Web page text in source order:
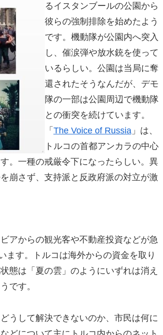
るイスタンブールの公園から
彼らの強制排除を始めたよう
です。機動隊が公園内へ突入
し、催涙弾や放水銃を使って
いるらしい。公園は当局に奪
還されたそうなんだが、デモ
隊の一部は公園周辺で機動隊
との衝突を続けています。
「 The Voice of Russia」は、
トルコの首都アンカラの中心
。一種の戒厳令下になったらしい。異
崩さず、支持派と反政府派の対立が激
アからの観光客や不動産投資などが急
ます。トルコは海外からの資金を取り
態は「夏の雲」のようにいずれは消え
です。
うして解決できないのか、市民は何に